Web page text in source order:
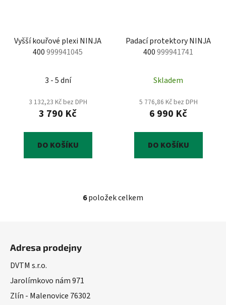
Vyšší kouřové plexi NINJA
400999941045
3 - 5 dní
3 132,23 Kč bez DPH
3 790 Kč
DO KOŠÍKU
Padací protektory NINJA
400999941741
Skladem
5 776,86 Kč bez DPH
6 990 Kč
DO KOŠÍKU
O
6položek celkem
Adresa prodejny
DVTM s.r.o.
Jarolímkovo nám 971
Zlín - Malenovice 76302